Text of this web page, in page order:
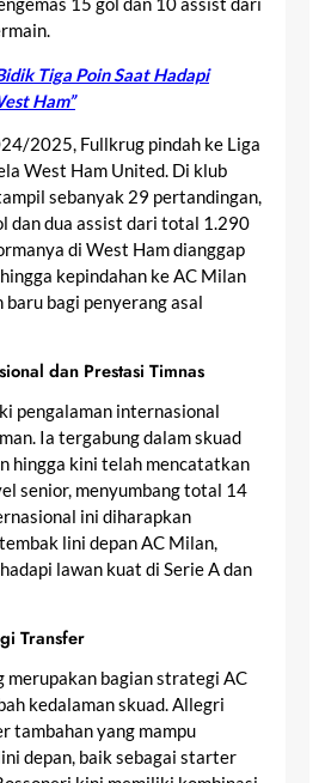
15 gol dan 10 assist dari
Tiga Poin Saat Hadapi
Ham”
2025, Fullkrug pindah ke Liga
West Ham United. Di klub
sebanyak 29 pertandingan,
dan dua assist dari total 1.290
di West Ham dianggap
kepindahan ke AC Milan
bagi penyerang asal
dan Prestasi Timnas
pengalaman internasional
Ia tergabung dalam skuad
hingga kini telah mencatatkan
senior, menyumbang total 14
ini diharapkan
lini depan AC Milan,
lawan kuat di Serie A dan
Transfer
merupakan bagian strategi AC
kedalaman skuad. Allegri
tambahan yang mampu
depan, baik sebagai starter